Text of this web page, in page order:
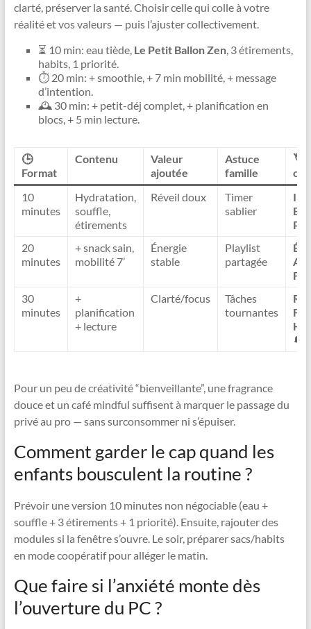
clarté, préserver la santé. Choisir celle qui colle à votre
réalité et vos valeurs — puis l’ajuster collectivement.
⏳ 10 min: eau tiède, Le Petit Ballon Zen, 3 étirements,
habits, 1 priorité.
⏱️ 20 min: + smoothie, + 7 min mobilité, + message
d’intention.
🕰️ 30 min: + petit-déj complet, + planification en
blocs, + 5 min lecture.
🕒
Format
Contenu
Valeur
ajoutée
Astuce
famille
🏷️
clé
10
minutes
Hydratation,
souffle,
étirements
Réveil doux
Timer
sablier
20
minutes
+ snack sain,
mobilité 7’
Énergie
stable
Playlist
partagée
30
minutes
+
planification
+ lecture
Clarté/focus
Tâches
tournantes
🔄
Pour un peu de créativité “bienveillante”, une fragrance
douce et un café mindful suffisent à marquer le passage du
privé au pro — sans surconsommer ni s’épuiser.
Comment garder le cap quand les
enfants bousculent la routine ?
Prévoir une version 10 minutes non négociable (eau +
souffle + 3 étirements + 1 priorité). Ensuite, rajouter des
modules si la fenêtre s’ouvre. Le soir, préparer sacs/habits
en mode coopératif pour alléger le matin.
Que faire si l’anxiété monte dès
l’ouverture du PC ?